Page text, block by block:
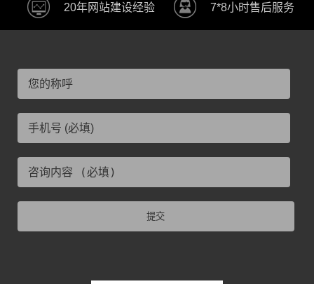
20年网站建设经验 7*8小时售后服务
提交